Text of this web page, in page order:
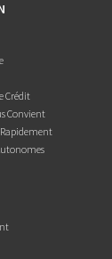
Crédit
Convient